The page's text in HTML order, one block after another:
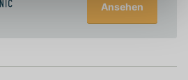
Ansehen